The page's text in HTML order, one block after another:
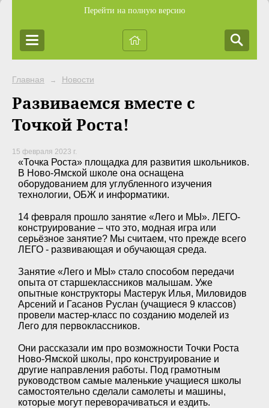
Перейти на полную версию
Главная → Новости
Развиваемся вместе с
Точкой Роста!
15 февраля 2023 г.
«Точка Роста» площадка для развития школьников.
В Ново-Ямской школе она оснащена
оборудованием для углубленного изучения
технологии, ОБЖ и информатики.
14 февраля прошло занятие «Лего и МЫ». ЛЕГО-
конструирование – что это, модная игра или
серьёзное занятие? Мы считаем, что прежде всего
ЛЕГО - развивающая и обучающая среда.
Занятие «Лего и МЫ» стало способом передачи
опыта от старшеклассников малышам. Уже
опытные конструкторы Мастерук Илья, Миловидов
Арсений и Гасанов Руслан (учащиеся 9 классов)
провели мастер-класс по созданию моделей из
Лего для первоклассников.
Они рассказали им про возможности Точки Роста
Ново-Ямской школы, про конструирование и
другие направления работы. Под грамотным
руководством самые маленькие учащиеся школы
самостоятельно сделали самолеты и машины,
которые могут переворачиваться и ездить.